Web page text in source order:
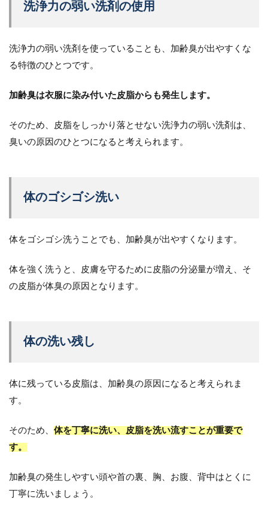
洗浄力の弱い洗剤の使用
洗浄力の弱い洗剤を使っていることも、加齢臭が出やすくな
る特徴のひとつです。
加齢臭は衣服に染み付いた皮脂からも発生します。
そのため、皮脂をしっかり落とせない洗浄力の弱い洗剤は、
臭いの原因のひとつになると考えられます。
体のゴシゴシ洗い
体をゴシゴシ洗うことでも、加齢臭が出やすくなります。
体を強く洗うと、皮膚を守るために皮脂の分泌量が増え、そ
の皮脂が体臭の原因となります。
体の洗い残し
体に残っている皮脂は、加齢臭の原因になると考えられま
す。
そのため、 体を丁寧に洗い、皮脂を洗い流すことが重要で
す。
加齢臭の発生しやすい頭や首の裏、胸、お腹、背中はとくに
丁寧に洗いましょう。